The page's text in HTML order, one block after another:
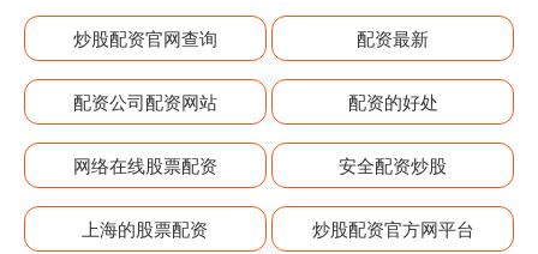
炒股配资官网查询 配资最新
配资公司配资网站 配资的好处
网络在线股票配资 安全配资炒股
上海的股票配资 炒股配资官方网平台